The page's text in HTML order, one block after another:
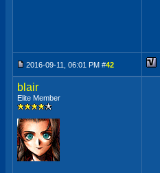
2016-09-11, 06:01 PM #42
blair
Elite Member